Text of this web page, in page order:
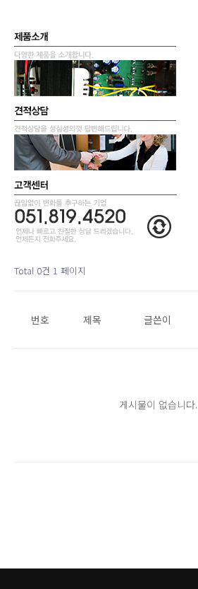
Total 0건 1 페이지
번호 제목 글쓴이
게시물이 없습니다.